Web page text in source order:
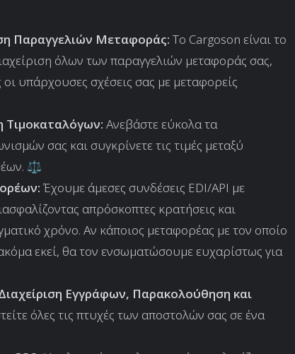
Παραγγελιών Μεταφοράς: Το Cargoson είναι το
όλων των παραγγελιών μεταφοράς σας,
οι υπάρχουσες σχέσεις σας με μεταφορείς
Τιμοκαταλόγων: Ανεβάστε εύκολα τα
σας και συγκρίνετε τις τιμές μεταξύ
⚖️
Έχουμε άμεσες συνδέσεις EDI/API με
απρόσκοπτες κρατήσεις και
χρόνο. Αν κάποιος μεταφορέας με τον οποίο
εκεί, θα τον ενσωματώσουμε ευχαρίστως για
Εγγράφων, Παρακολούθηση και
όλες τις πτυχές των αποστολών σας σε ένα